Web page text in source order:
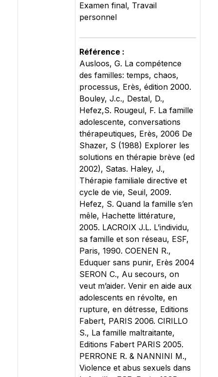
Examen final, Travail
personnel
Référence :
Ausloos, G. La compétence
des familles: temps, chaos,
processus, Erès, édition 2000.
Bouley, J.c., Destal, D.,
Hefez,S. Rougeul, F. La famille
adolescente, conversations
thérapeutiques, Erès, 2006 De
Shazer, S (1988) Explorer les
solutions en thérapie brève (ed
2002), Satas. Haley, J.,
Thérapie familiale directive et
cycle de vie, Seuil, 2009.
Hefez, S. Quand la famille s’en
mêle, Hachette littérature,
2005. LACROIX J.L. L’individu,
sa famille et son réseau, ESF,
Paris, 1990. COENEN R.,
Eduquer sans punir, Erès 2004
SERON C., Au secours, on
veut m’aider. Venir en aide aux
adolescents en révolte, en
rupture, en détresse, Editions
Fabert, PARIS 2006. CIRILLO
S., La famille maltraitante,
Editions Fabert PARIS 2005.
PERRONE R. & NANNINI M.,
Violence et abus sexuels dans